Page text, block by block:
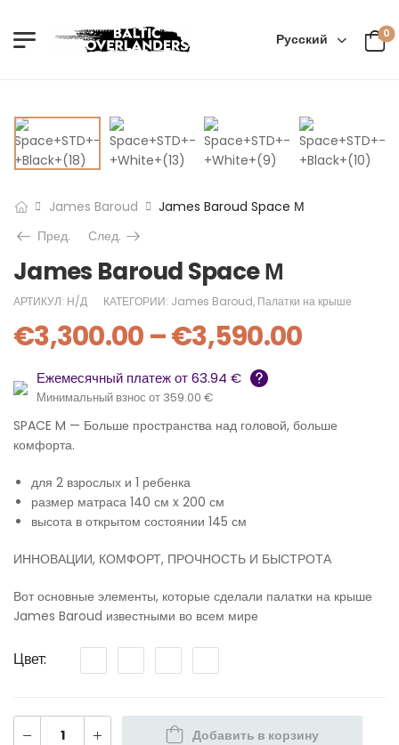
Русский 0
James Baroud
James Baroud Space М
Пред.
След.
James Baroud Space М
АРТИКУЛ: Н/Д КАТЕГОРИИ: James Baroud, Палатки на крыше
€3,300.00–€3,590.00
Ежемесячный платеж от 63.94 €
Минимальный взнос от 359.00 €
SPACE M — Больше пространства над головой, больше
комфорта.
для 2 взрослых и 1 ребенка
размер матраса 140 см x 200 см
высота в открытом состоянии 145 см
ИННОВАЦИИ, КОМФОРТ, ПРОЧНОСТЬ И БЫСТРОТА
Вот основные элементы, которые сделали палатки на крыше
James Baroud известными во всем мире
Цвет
Добавить в корзину